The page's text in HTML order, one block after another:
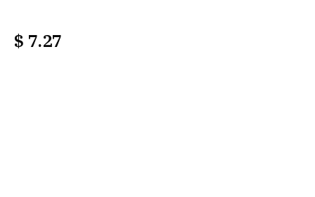
$ 7.27